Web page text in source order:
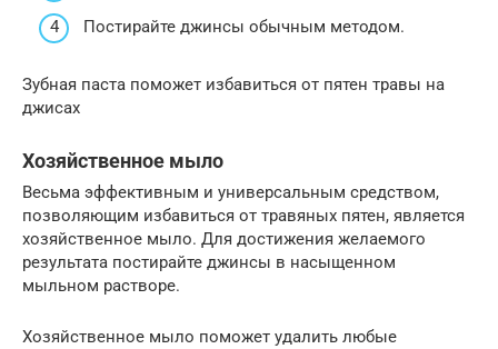
Постирайте джинсы обычным методом.
Зубная паста поможет избавиться от пятен травы на
джисах
Хозяйственное мыло
Весьма эффективным и универсальным средством,
позволяющим избавиться от травяных пятен, является
хозяйственное мыло. Для достижения желаемого
результата постирайте джинсы в насыщенном
мыльном растворе.
Хозяйственное мыло поможет удалить любые